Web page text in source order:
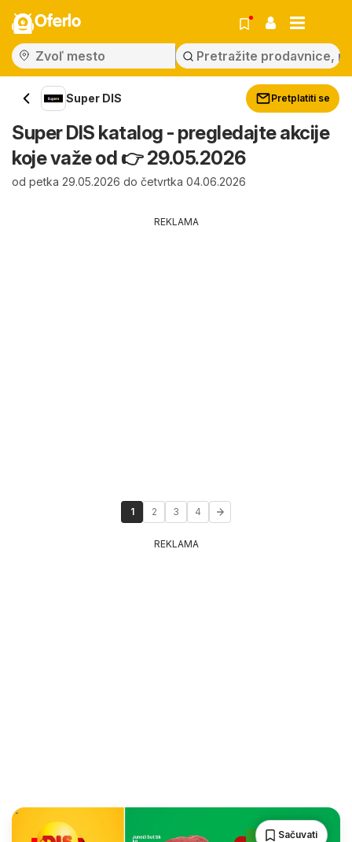
Oferlo
Super DIS Pretplatiti se
Super DIS katalog - pregledajte akcije
koje važe od 👉 29.05.2026
od petka 29.05.2026 do četvrtka 04.06.2026
REKLAMA
1 2 3 4
REKLAMA
Sačuvati